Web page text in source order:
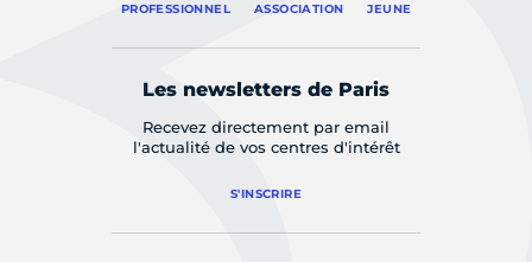
PROFESSIONNEL ASSOCIATION JEUNE
Les newsletters de Paris
Recevez directement par email
l'actualité de vos centres d'intérêt
S'INSCRIRE